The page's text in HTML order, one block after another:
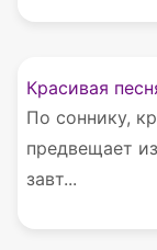
Красивая
По соннику,
предвещает
завт...